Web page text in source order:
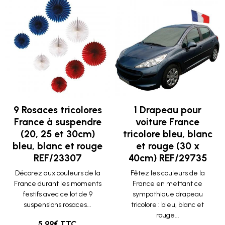
9 Rosaces tricolores
France à suspendre
(20, 25 et 30cm)
bleu, blanc et rouge
REF/23307
Décorez aux couleurs de la
France durant les moments
festifs avec ce lot de 9
suspensions rosaces...
1 Drapeau pour
voiture France
tricolore bleu, blanc
et rouge (30 x
40cm) REF/29735
Fêtez les couleurs de la
France en mettant ce
sympathique drapeau
tricolore : bleu, blanc et
rouge...